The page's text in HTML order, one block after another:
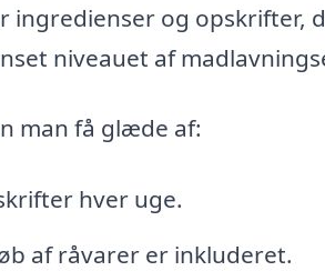
ingredienser og opskrifter,
niveauet af
man få glæde af:
hver uge.
af råvarer er inkluderet.